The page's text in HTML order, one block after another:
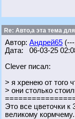
Re: Авто,а эта тема
Автор: Андрей65
Дата: 06-03-25
Clever писал:
> я хренею от того
> они столько
Это все цветочки к
великому